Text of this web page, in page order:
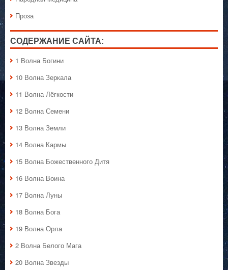
Проза
СОДЕРЖАНИЕ САЙТА:
1 Волна Богини
10 Волна Зеркала
11 Волна Лёгкости
12 Волна Семени
13 Волна Земли
14 Волна Кармы
15 Волна Божественного Дитя
16 Волна Воина
17 Волна Луны
18 Волна Бога
19 Волна Орла
2 Волна Белого Мага
20 Волна Звезды